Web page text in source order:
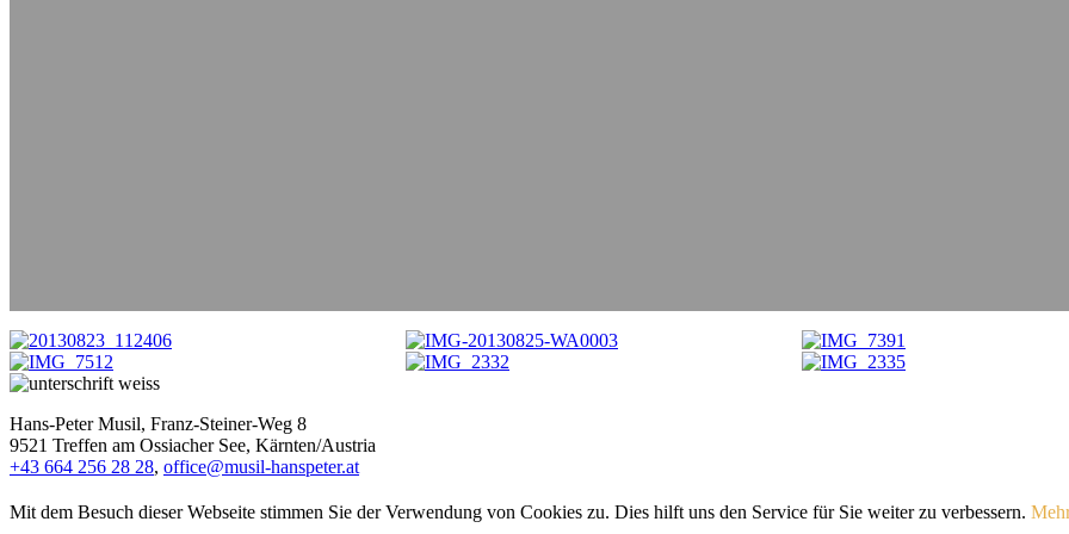
Hans-Peter Musil, Franz-Steiner-Weg 8
9521 Treffen am Ossiacher See, Kärnten/Austria
+43 664 256 28 28, office@musil-hanspeter.at
Mit dem Besuch dieser Webseite stimmen Sie der Verwendung von Cookies zu. Dies hilft uns den Service für Sie weiter zu verbessern.